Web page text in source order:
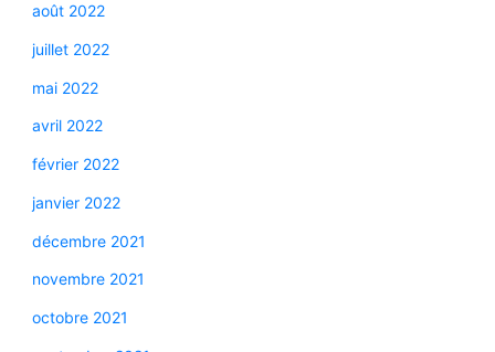
août 2022
juillet 2022
mai 2022
avril 2022
février 2022
janvier 2022
décembre 2021
novembre 2021
octobre 2021